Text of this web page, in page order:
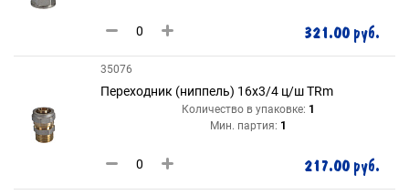
321.00 руб.
35076
Переходник (ниппель) 16х3/4 ц/ш TRm
Количество в упаковке: 1
Мин. партия: 1
217.00 руб.